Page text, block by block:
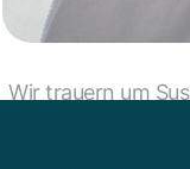
Wir trauern um
hat Susanne